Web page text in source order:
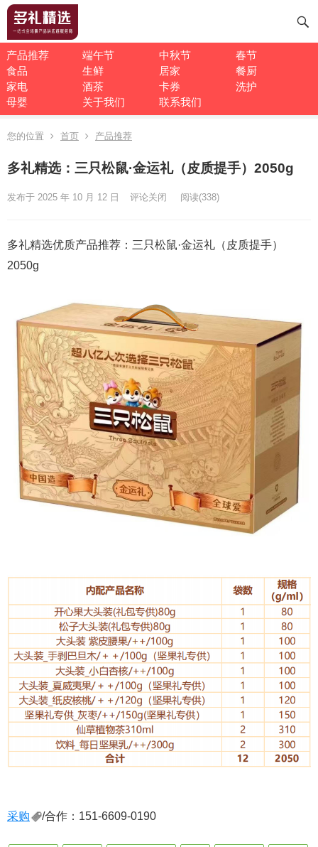
产品推荐 端午节 中秋节
春节
食品
生鲜 居家
餐厨
家电
酒茶 卡券
洗护
母婴
关于我们 联系我们
您的位置 首页 产品推荐
多礼精选：三只松鼠·金运礼（皮质提手）2050g
发布于 2025 年 10 月 12 日 评论关闭 阅读(338)
多礼精选优质产品推荐：三只松鼠·金运礼（皮质提手）
2050g
采购 /合作：151-6609-0190